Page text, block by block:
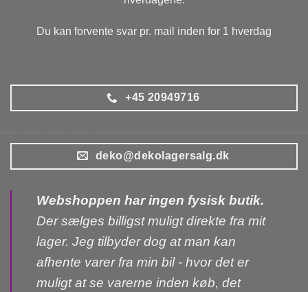
Du kan forvente svar pr. mail inden for 1 hverdag
+45 20949716
deko@dekolagersalg.dk
Webshoppen har ingen fysisk butik.
Der sælges billigst muligt direkte fra mit
lager. Jeg tilbyder dog at man kan
afhente varer fra min bil - hvor det er
muligt at se varerne inden køb, det